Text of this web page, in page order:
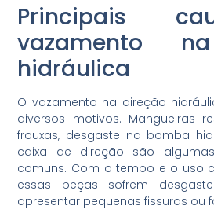
Principais
vazamento
hidráulica
O vazamento na direção
diversos motivos. Mangueiras
frouxas, desgaste na bomba
caixa de direção são
comuns. Com o tempo e o uso
essas peças sofrem
apresentar pequenas fissuras ou